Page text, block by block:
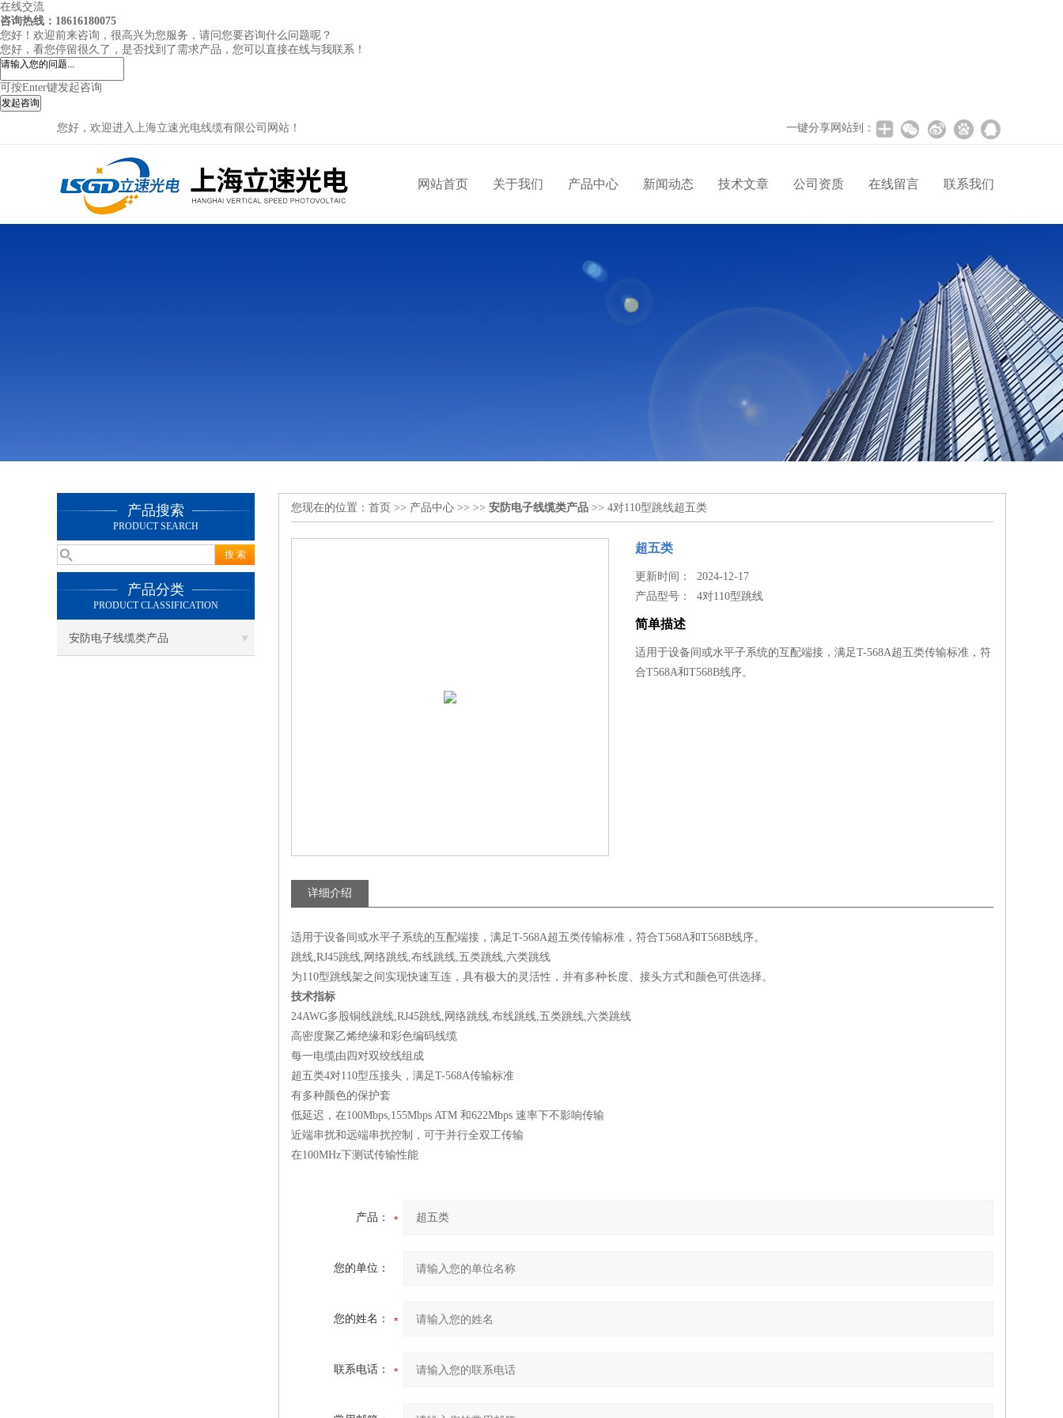
在线交流
咨询热线：18616180075
您好！欢迎前来咨询，很高兴为您服务，请问您要咨询什么问题呢？
您好，看您停留很久了，是否找到了需求产品，您可以直接在线与我联系！
可按Enter键发起咨询
发起咨询
您好，欢迎进入上海立速光电线缆有限公司网站！ 一键分享网站到：
网站首页 关于我们 产品中心 新闻动态 技术文章 公司资质 在线留言 联系我们
产品搜索
PRODUCT SEARCH
产品分类
PRODUCT CLASSIFICATION
安防电子线缆类产品
您现在的位置： 首页 >> 产品中心 >> >> 安防电子线缆类产品 >> 4对110型跳线超五类
超五类
更新时间： 2024-12-17
产品型号：4对110型跳线
简单描述
适用于设备间或水平子系统的互配端接，满足T-568A超五类传输标准，符
合T568A和T568B线序。
详细介绍
适用于设备间或水平子系统的互配端接，满足T-568A超五类传输标准，符合T568A和T568B线序。
跳线,RJ45跳线,网络跳线,布线跳线,五类跳线,六类跳线
为110型跳线架之间实现快速互连，具有极大的灵活性，并有多种长度、接头方式和颜色可供选择。
技术指标
24AWG多股铜线跳线,RJ45跳线,网络跳线,布线跳线,五类跳线,六类跳线
高密度聚乙烯绝缘和彩色编码线缆
每一电缆由四对双绞线组成
超五类4对110型压接头，满足T-568A传输标准
有多种颜色的保护套
低延迟，在100Mbps,155Mbps ATM 和622Mbps 速率下不影响传输
近端串扰和远端串扰控制，可于并行全双工传输
在100MHz下测试传输性能
产品：
您的单位：
您的姓名：
联系电话：